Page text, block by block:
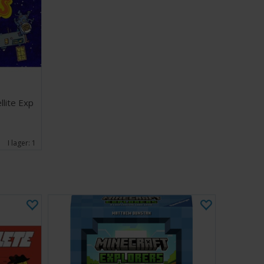
och massor av rymdskoj bjuder CatStronauts: The
utomjordiskt äventyr för spelare i alla åldrar.
och rädda uppdraget - för galaxens finaste katter
kortskydd för att öka livslängden på
Exp
I lager: 1